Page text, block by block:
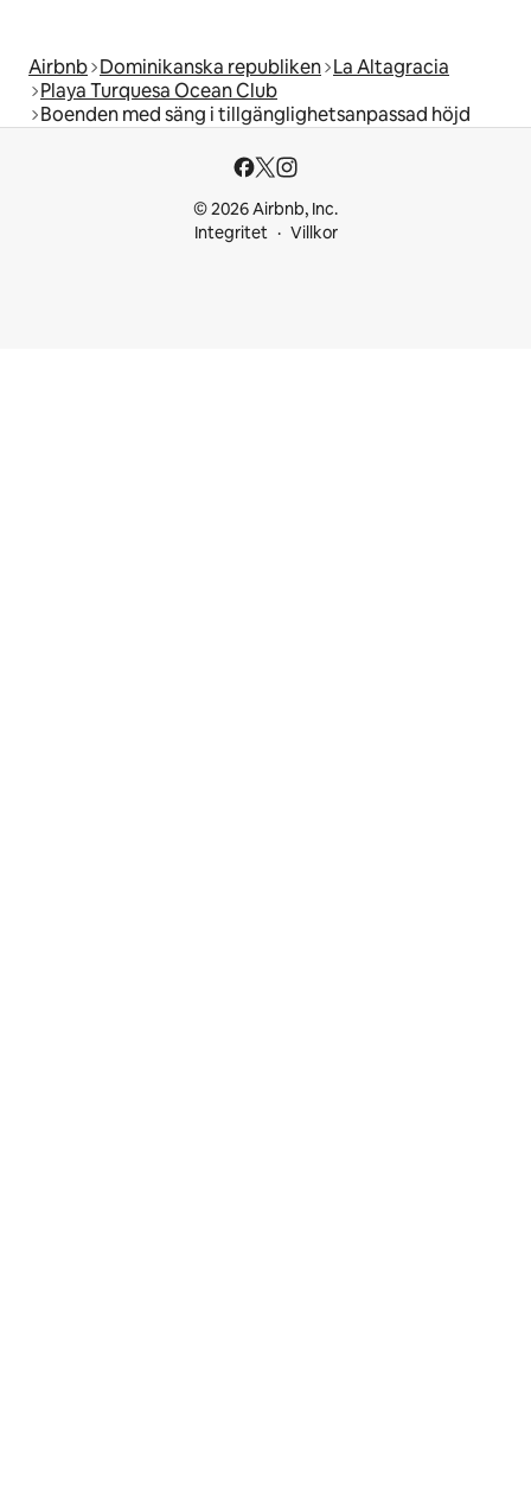
Airbnb Dominikanska republiken La Altagracia
Playa Turquesa Ocean Club
Boenden med säng i tillgänglighetsanpassad höjd
© 2026 Airbnb, Inc.
Integritet
Villkor